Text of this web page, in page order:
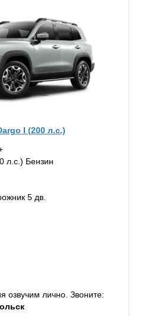
I (200 л.с.)
л.с.) Бензин
5 дв.
озвучим лично. Звоните: